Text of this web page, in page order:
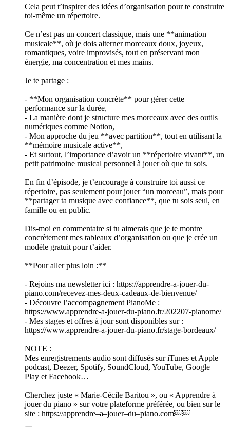
Cela peut t’inspirer des idées d’organisation pour te construire
toi-même un répertoire.
Ce n’est pas un concert classique, mais une **animation
musicale**, où je dois alterner morceaux doux, joyeux,
romantiques, voire improvisés, tout en préservant mon
énergie, ma concentration et mes mains.
Je te partage :
- **Mon organisation concrète** pour gérer cette
performance sur la durée,
- La manière dont je structure mes morceaux avec des outils
numériques comme Notion,
- Mon approche du jeu **avec partition**, tout en utilisant la
**mémoire musicale active**,
- Et surtout, l’importance d’avoir un **répertoire vivant**, un
petit patrimoine musical personnel à jouer où que tu sois.
En fin d’épisode, je t’encourage à construire toi aussi ce
répertoire, pas seulement pour jouer “un morceau”, mais pour
**partager ta musique avec confiance**, que tu sois seul, en
famille ou en public.
Dis-moi en commentaire si tu aimerais que je te montre
concrètement mes tableaux d’organisation ou que je crée un
modèle gratuit pour t’aider.
**Pour aller plus loin :**
- Rejoins ma newsletter ici : https://apprendre-a-jouer-du-
piano.com/recevez-mes-deux-cadeaux-de-bienvenue/
- Découvre l’accompagnement PianoMe :
https://www.apprendre-a-jouer-du-piano.fr/202207-pianome/
- Mes stages et offres à jour sont disponibles sur :
https://www.apprendre-a-jouer-du-piano.fr/stage-bordeaux/
NOTE :
Mes enregistrements audio sont diffusés sur iTunes et Apple
podcast, Deezer, Spotify, SoundCloud, YouTube, Google
Play et Facebook…
Cherchez juste « Marie-Cécile Baritou », ou « Apprendre à
jouer du piano » sur votre plateforme préférée, ou bien sur le
site : https://apprendre–a–jouer–du–piano.com￼￼